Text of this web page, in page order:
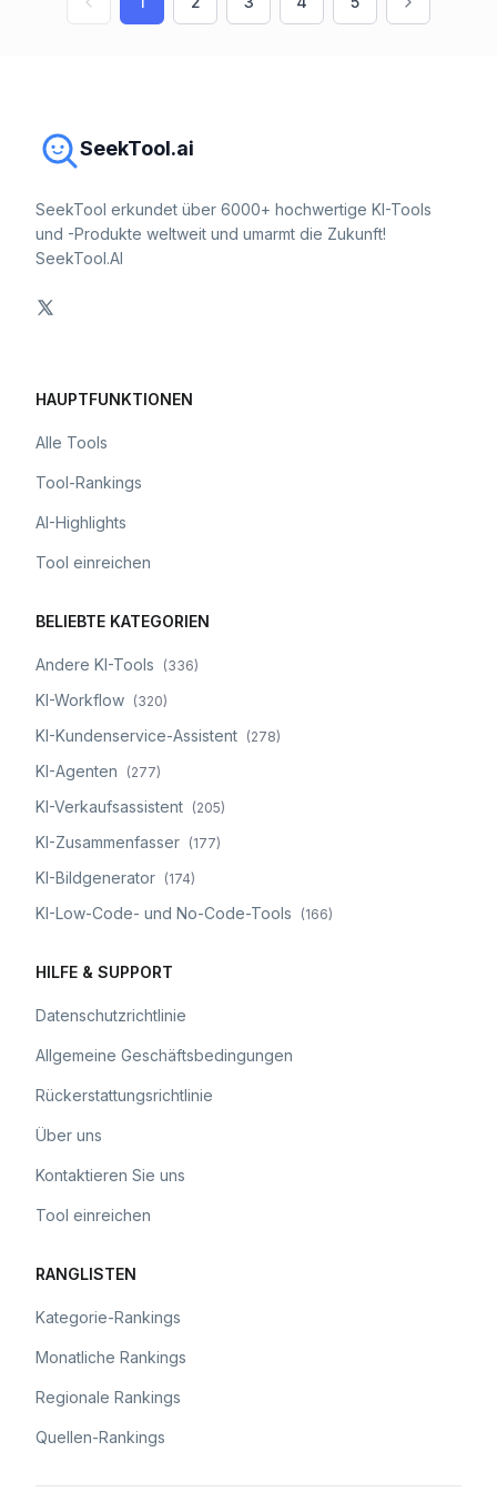
SeekTool.ai
SeekTool erkundet über 6000+ hochwertige KI-Tools
und -Produkte weltweit und umarmt die Zukunft!
SeekTool.AI
HAUPTFUNKTIONEN
Alle Tools
Tool-Rankings
AI-Highlights
Tool einreichen
BELIEBTE KATEGORIEN
Andere KI-Tools (336)
KI-Workflow (320)
KI-Kundenservice-Assistent (278)
KI-Agenten (277)
KI-Verkaufsassistent (205)
KI-Zusammenfasser (177)
KI-Bildgenerator (174)
KI-Low-Code- und No-Code-Tools (166)
HILFE & SUPPORT
Datenschutzrichtlinie
Allgemeine Geschäftsbedingungen
Rückerstattungsrichtlinie
Über uns
Kontaktieren Sie uns
Tool einreichen
RANGLISTEN
Kategorie-Rankings
Monatliche Rankings
Regionale Rankings
Quellen-Rankings